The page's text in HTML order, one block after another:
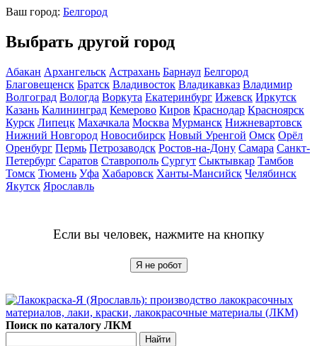
Ваш город: Белгород
Выбрать другой город
Абакан Архангельск Астрахань Барнаул Белгород
Благовещенск Братск Владивосток Владикавказ Владимир
Волгоград Вологда Воркута Екатеринбург Ижевск Иркутск
Казань Калининград Кемерово Киров Краснодар Красноярск
Курск Липецк Махачкала Москва Мурманск Нижневартовск
Нижний Новгород Новосибирск Новый Уренгой Омск Орёл
Оренбург Пермь Петрозаводск Ростов-на-Дону Самара Санкт-
Петербург Саратов Ставрополь Сургут Сыктывкар Тамбов
Томск Тюмень Уфа Хабаровск Ханты-Мансийск Челябинск
Якутск Ярославль
Если вы человек, нажмите на кнопку
Я не робот
Поиск по каталогу ЛКМ
Найти